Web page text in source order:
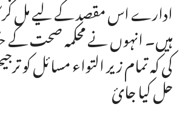
ادارے اس مقصد کے لیے مل
ہیں۔ انہوں نے محکمہ صحت کے
کی کہ تمام زیر التواء مسائل کو
حل کیا جائ